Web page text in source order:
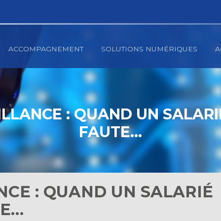
ACCOMPAGNEMENT SOLUTIONS NUMÉRIQUES
: QUAND UN
FAUTE…
: QUAND UN SALARIÉ